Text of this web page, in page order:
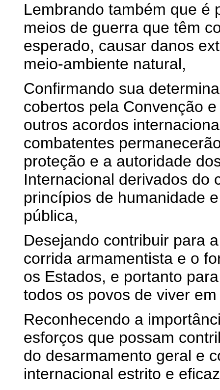
Lembrando também que é
meios de guerra que têm
esperado, causar danos
meio-ambiente natural,
Confirmando sua
cobertos pela Convenção
outros acordos
combatentes
proteção e a autoridade
Internacional derivados do
princípios de humanidade
pública,
Desejando contribuir para
corrida armamentista e o
os Estados, e portanto
todos os povos de viver
Reconhecendo a
esforços que possam
do desarmamento geral e
internacional estrito e